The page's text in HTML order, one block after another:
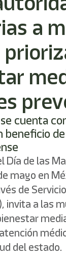
a
cuenta
beneficio
Día de las
mayo en
de
invita a las
del estado.